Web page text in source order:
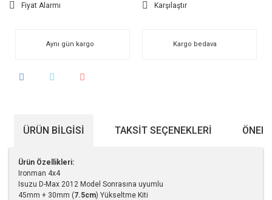
Fiyat Alarmı
Karşılaştır
Aynı gün kargo Kargo bedava
ÜRÜN BILGISI TAKSIT SEÇENEKLERI
Ürün Özellikleri:
Ironman 4x4
Isuzu D-Max 2012 Model Sonrasına uyumlu
45mm + 30mm (7.5cm) Yükseltme Kiti